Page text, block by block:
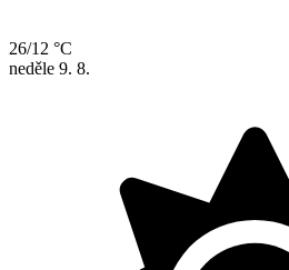
26/12 °C
neděle 9. 8.